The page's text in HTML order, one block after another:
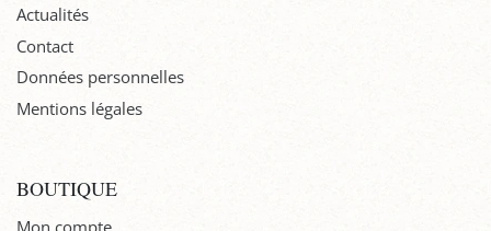
Actualités
Contact
Données personnelles
Mentions légales
BOUTIQUE